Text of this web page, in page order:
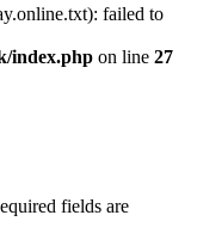
failed to
index.php on line 27
fields are